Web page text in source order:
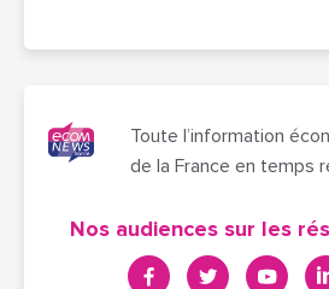
Toute l’information
de la France en temps
Nos audiences sur les